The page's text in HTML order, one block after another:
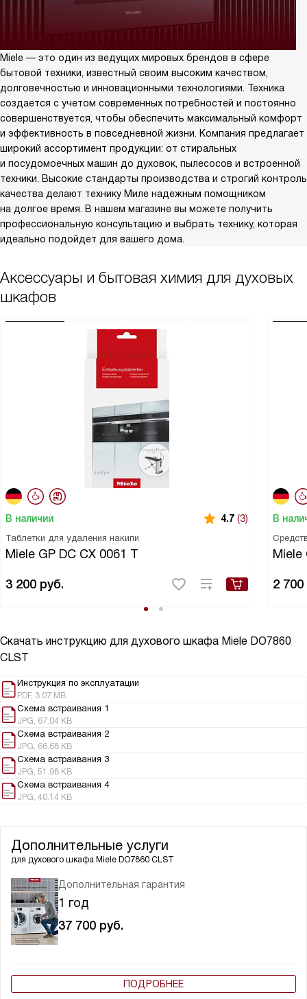
Miele — это один из ведущих мировых брендов в сфере
бытовой техники, известный своим высоким качеством,
долговечностью и инновационными технологиями. Техника
создается с учетом современных потребностей и постоянно
совершенствуется, чтобы обеспечить максимальный комфорт
и эффективность в повседневной жизни. Компания предлагает
широкий ассортимент продукции: от стиральных
и посудомоечных машин до духовок, пылесосов и встроенной
техники. Высокие стандарты производства и строгий контроль
качества делают технику Миле надежным помощником
на долгое время. В нашем магазине вы можете получить
профессиональную консультацию и выбрать технику, которая
идеально подойдет для вашего дома.
Аксессуары и бытовая химия для духовых
шкафов
В наличии 4.7 (3)
Таблетки для удаления накипи
Miele GP DC CX 0061 T
3 200 руб.
В
Miele
2 700
Скачать инструкцию для духового шкафа Miele DO7860
CLST
Инструкция по эксплуатации
PDF, 3.07 MB
Схема встраивания 1
JPG, 67.04 KB
Схема встраивания 2
JPG, 66.68 KB
Схема встраивания 3
JPG, 51.98 KB
Схема встраивания 4
JPG, 40.14 KB
Дополнительные услуги
для духового шкафа Miele DO7860 CLST
Дополнительная гарантия
1 год
37 700 руб.
ПОДРОБНЕЕ